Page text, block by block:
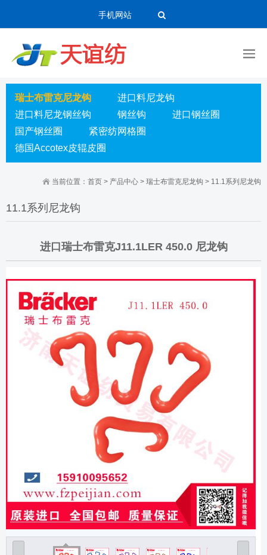
手机网站
瑞士布雷克尼龙钩
进口料尼龙钩
进口料尼龙钢丝钩
钢丝钩
进口钢丝圈
国产钢丝圈
紧密纺网格圈
德国Accotex皮辊皮圈
当前位置： 首页 > 产品中心 > 瑞士布雷克尼龙钩 > 11.1系列尼龙钩
11.1系列尼龙钩
进口瑞士布雷克J11.1LER 450.0 尼龙钩